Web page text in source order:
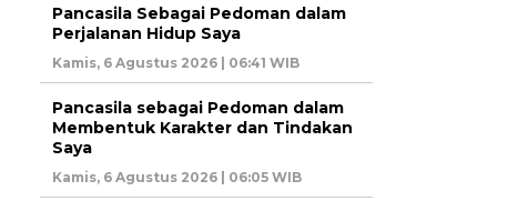
Pancasila Sebagai Pedoman dalam
Perjalanan Hidup Saya
Kamis, 6 Agustus 2026 | 06:41 WIB
Pancasila sebagai Pedoman dalam
Membentuk Karakter dan Tindakan
Saya
Kamis, 6 Agustus 2026 | 06:05 WIB